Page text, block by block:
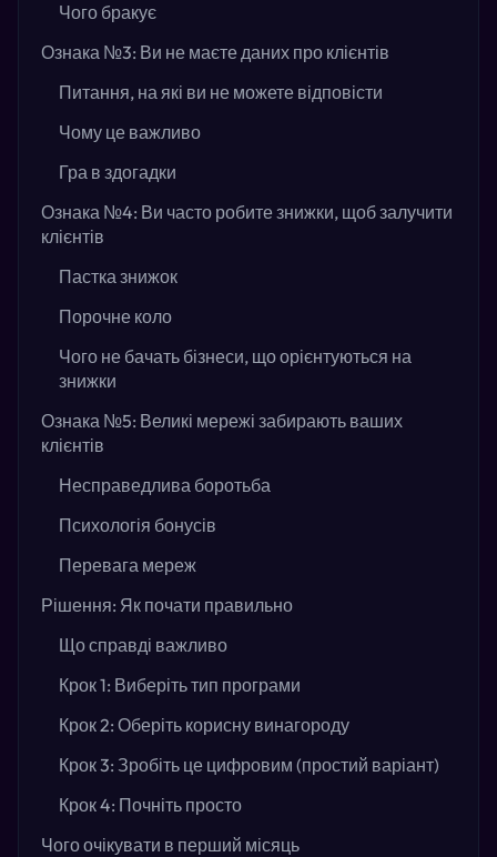
Чого бракує
Ознака №3: Ви не маєте даних про клієнтів
Питання, на які ви не можете відповісти
Чому це важливо
Гра в здогадки
Ознака №4: Ви часто робите знижки, щоб залучити
клієнтів
Пастка знижок
Порочне коло
Чого не бачать бізнеси, що орієнтуються на
знижки
Ознака №5: Великі мережі забирають ваших
клієнтів
Несправедлива боротьба
Психологія бонусів
Перевага мереж
Рішення: Як почати правильно
Що справді важливо
Крок 1: Виберіть тип програми
Крок 2: Оберіть корисну винагороду
Крок 3: Зробіть це цифровим (простий варіант)
Крок 4: Почніть просто
Чого очікувати в перший місяць